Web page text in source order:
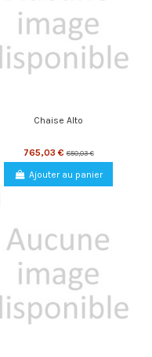
Chaise Alto
765,03 € 850,03 €
Ajouter au panier